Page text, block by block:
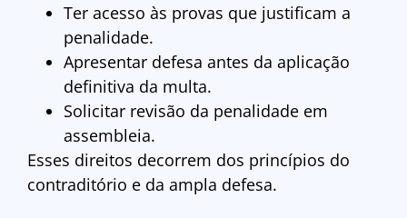
Ter acesso às provas que justificam a
penalidade.
Apresentar defesa antes da aplicação
definitiva da multa.
Solicitar revisão da penalidade em
assembleia.
Esses direitos decorrem dos princípios do
contraditório e da ampla defesa.